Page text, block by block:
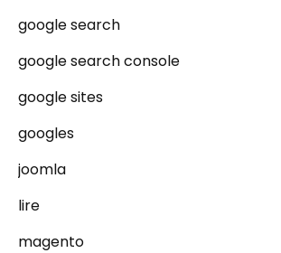
google search
google search console
google sites
googles
joomla
lire
magento